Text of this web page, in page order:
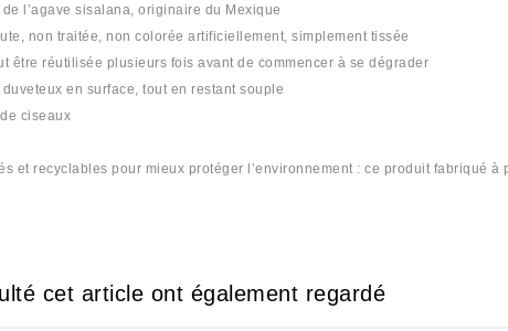
l’agave sisalana, originaire du Mexique
non traitée, non colorée artificiellement, simplement tissée
être réutilisée plusieurs fois avant de commencer à se dégrader
en surface, tout en restant souple
ciseaux
et recyclables pour mieux protéger l’environnement : ce produit fabriqué
cet article ont également regardé